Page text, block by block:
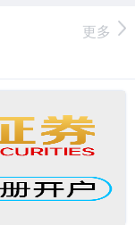
更多